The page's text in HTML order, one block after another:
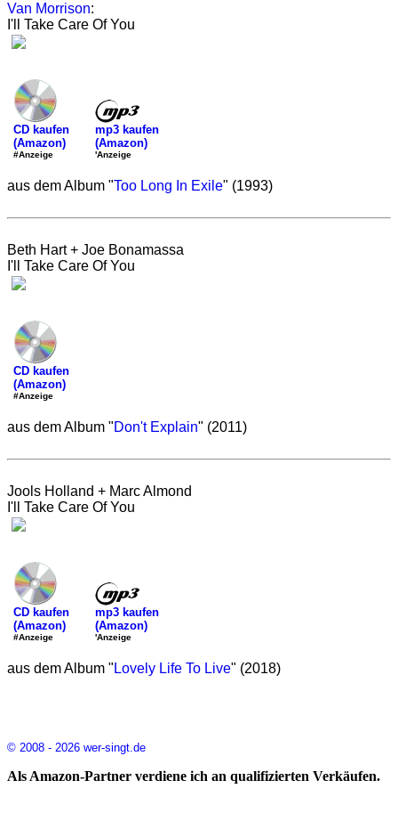
Van Morrison:
I'll Take Care Of You
CD kaufen
(Amazon)
#Anzeige
mp3 kaufen
(Amazon)
'Anzeige
aus dem Album "Too Long In Exile" (1993)
Beth Hart + Joe Bonamassa
I'll Take Care Of You
CD kaufen
(Amazon)
#Anzeige
aus dem Album "Don't Explain" (2011)
Jools Holland + Marc Almond
I'll Take Care Of You
CD kaufen
(Amazon)
#Anzeige
mp3 kaufen
(Amazon)
'Anzeige
aus dem Album " Lovely Life To Live" (2018)
© 2008 - 2026 wer-singt.de
Als Amazon-Partner verdiene ich an qualifizierten Verkäufen.